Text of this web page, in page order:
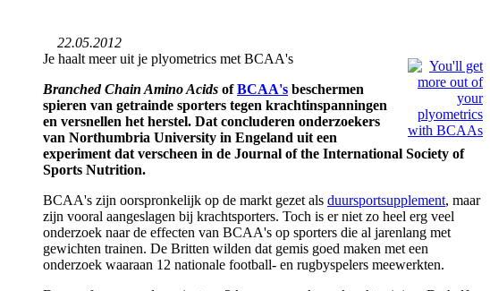
22.05.2012
Je haalt meer uit je plyometrics met BCAA's
Branched Chain Amino Acids ofBCAA's beschermen
spieren van getrainde sporters tegen krachtinspanningen
en versnellen het herstel. Dat concluderen onderzoekers
van Northumbria University in Engeland uit een
experiment dat verscheen in de Journal of the International Society of
Sports Nutrition.
BCAA's zijn oorspronkelijk op de markt gezet als duursportsupplement, maar
zijn vooral aangeslagen bij krachtsporters. Toch is er niet zo heel erg veel
onderzoek naar de effecten van BCAA's op sporters die al jarenlang met
gewichten trainen. De Britten wilden dat gemis goed maken met een
onderzoek waaraan 12 nationale football- en rugbyspelers meewerkten.